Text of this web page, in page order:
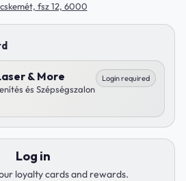
fsz 12, 6000
& More
és Szépségszalon
Login required
Log in
loyalty cards and rewards.